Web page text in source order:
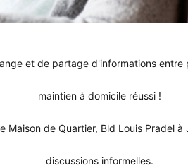
et de partage d'informations
maintien à domicile réussi !
de Quartier, Bld Louis Pradel
discussions informelles.